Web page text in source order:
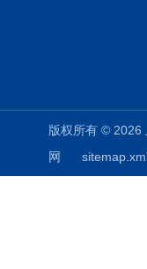
版权所有 ©
网